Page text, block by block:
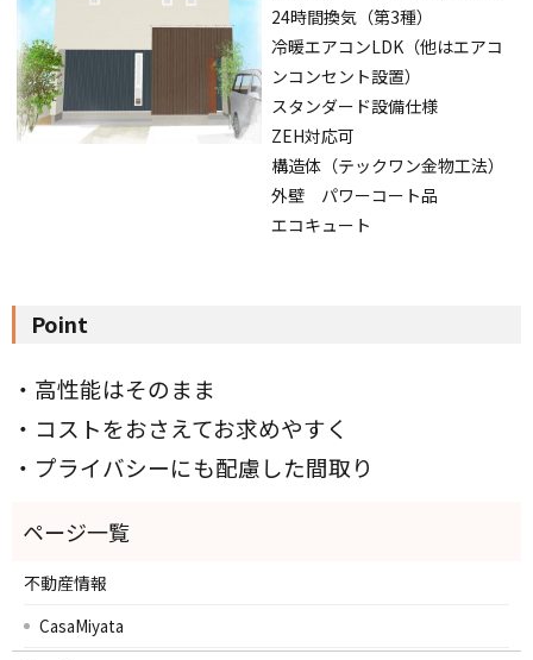
24時間換気（第3種）
冷暖エアコンLDK（他はエアコ
ンコンセント設置）
スタンダード設備仕様
ZEH対応可
構造体（テックワン金物工法）
外壁 パワーコート品
エコキュート
Point
・高性能はそのまま
・コストをおさえてお求めやすく
・プライバシーにも配慮した間取り
不動産情報
CasaMiyata